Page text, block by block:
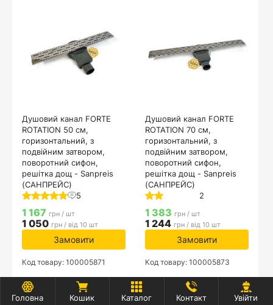
Душовий канал FORTE
ROTATION 50 см,
горизонтальний, з
подвійним затвором,
поворотний сифон,
решітка дощ - Sanpreis
(САНПРЕЙС)
5
1 167 грн / шт
1 050 грн / від 10 шт
Замовити
Код товару: 100005871
Душовий канал FORTE
ROTATION 70 см,
горизонтальний, з
подвійним затвором,
поворотний сифон,
решітка дощ - Sanpreis
(САНПРЕЙС)
2
1 383 грн / шт
1 244 грн / від 10 шт
Замовити
Код товару: 100005873
Знижка Знижка
Головна Кошик Каталог Контакт Увійти